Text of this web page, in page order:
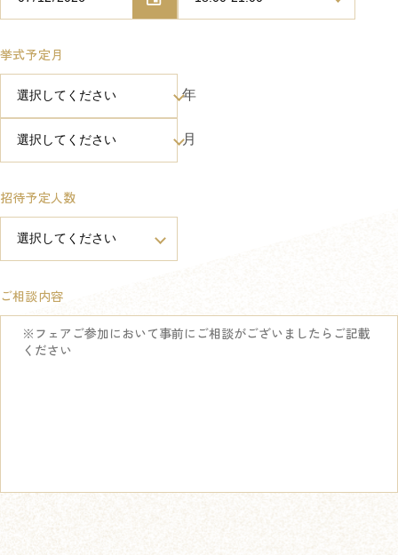
挙式予定月
年
月
招待予定人数
ご相談内容